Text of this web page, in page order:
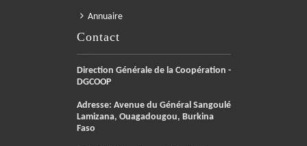
Annuaire
Contact
Direction Générale de la Coopération -
DGCOOP
Adresse: Avenue du Général Sangoulé
Lamizana, Ouagadougou, Burkina
Faso